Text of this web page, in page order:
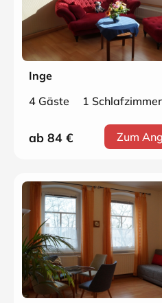
Inge
4 Gäste
1 Schlafzimmer
ab 84 € Zum